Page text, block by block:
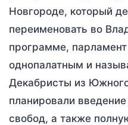
Новгороде, который
переименовать во
программе, парламент
однопалатным и
Декабристы из
планировали
свобод, а также